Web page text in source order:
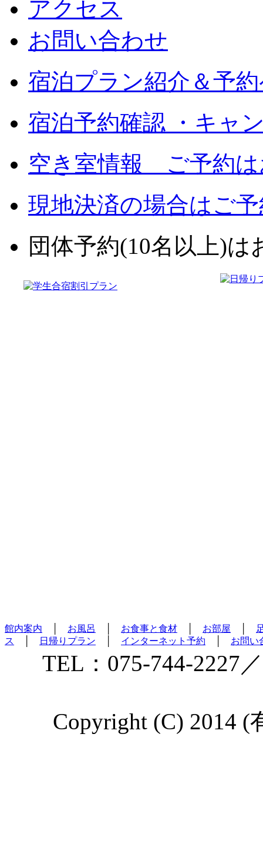
アクセス
お問い合わせ
宿泊プラン紹介＆予
宿泊予約確認 ・キャ
空き室情報 ご予約は
現地決済の場合はご
団体予約(10名以上)は
館内案内 お風呂 お食事と食材 お部屋
ス
日帰りプラン インターネット予約 お問い
TEL：075-744-2227
Copyright (C) 2014 (